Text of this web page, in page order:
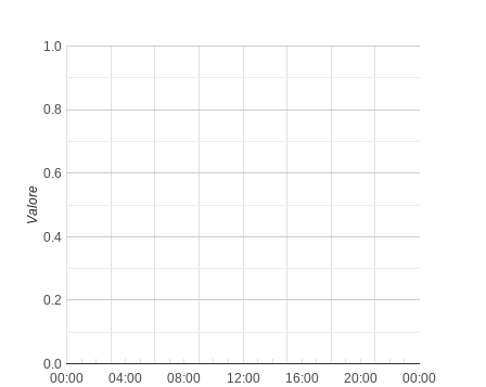
00:00 04:00 08:00 12:00 16:00 20:00 00:00
0.0
0.2
0.4
0.6
0.8
1.0
Valore